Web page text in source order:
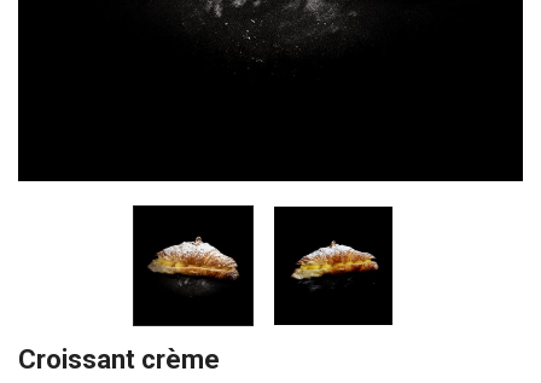
Croissant crème